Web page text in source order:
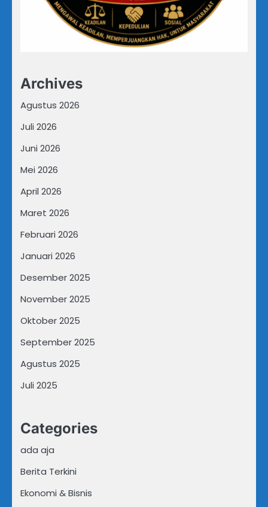
Archives
Agustus 2026
Juli 2026
Juni 2026
Mei 2026
April 2026
Maret 2026
Februari 2026
Januari 2026
Desember 2025
November 2025
Oktober 2025
September 2025
Agustus 2025
Juli 2025
Categories
ada aja
Berita Terkini
Ekonomi & Bisnis